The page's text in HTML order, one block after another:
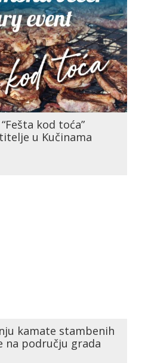
kod toća”
u Kučinama
kamate stambenih
na području grada